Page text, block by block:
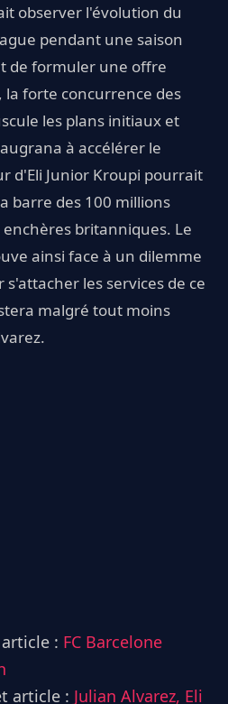
observer l'évolution du
pendant une saison
de formuler une offre
forte concurrence des
les plans initiaux et
à accélérer le
d'Eli Junior Kroupi pourrait
barre des 100 millions
britanniques. Le
ainsi face à un dilemme
les services de ce
malgré tout moins
: FC Barcelone
article : Julian Alvarez, Eli